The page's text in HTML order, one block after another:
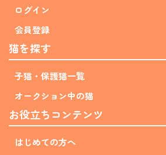
ログイン
会員登録
猫を探す
子猫・保護猫一覧
オークション中の猫
お役立ちコンテンツ
はじめての方へ